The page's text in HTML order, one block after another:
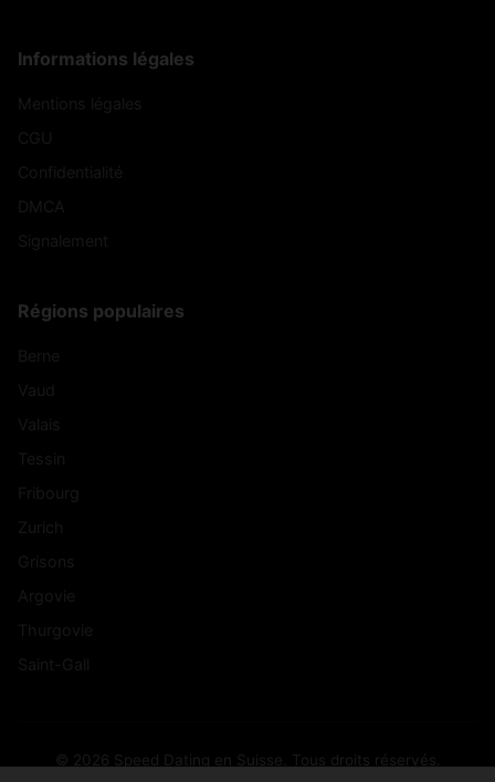
Informations légales
Régions populaires
© 2026 Speed Dating en Suisse. Tous droits réservés.